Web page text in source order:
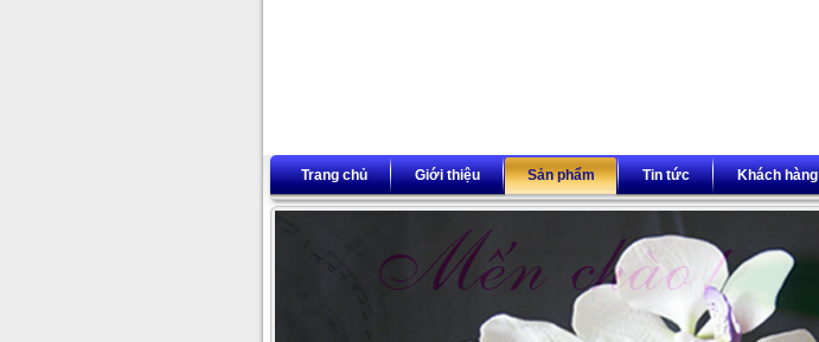
Trang chủ Giới thiệu Sản phẩm Tin tức Khách hàng